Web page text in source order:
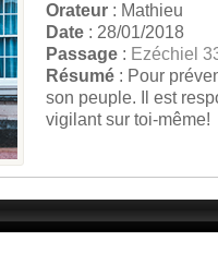
Orateur : Mathieu
Date : 28/01/2018
Passage : Ezéchiel
Résumé : Pour
son peuple. Il est
vigilant sur toi-même!